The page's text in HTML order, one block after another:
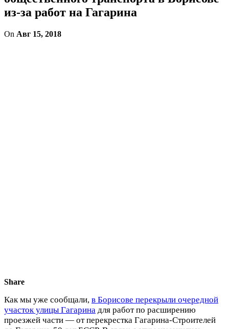
из-за работ на Гагарина
On Авг 15, 2018
Share
Как мы уже сообщали, в Борисове перекрыли очередной
участок улицы Гагарина для работ по расширению
проезжей части — от перекрестка Гагарина-Строителей